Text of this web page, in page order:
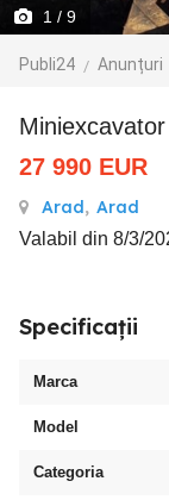
1 / 9
Publi24 Anunțuri
27 990 EUR
Arad, Arad
Valabil din 8/3/
Specificații
Marca
Model
Categoria